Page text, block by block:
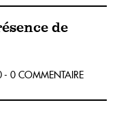
de
0 COMMENTAIRE